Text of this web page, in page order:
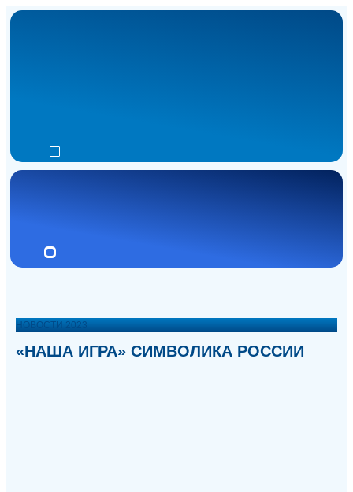
НОВОСТИ 2023
«НАША ИГРА» СИМВОЛИКА РОССИИ